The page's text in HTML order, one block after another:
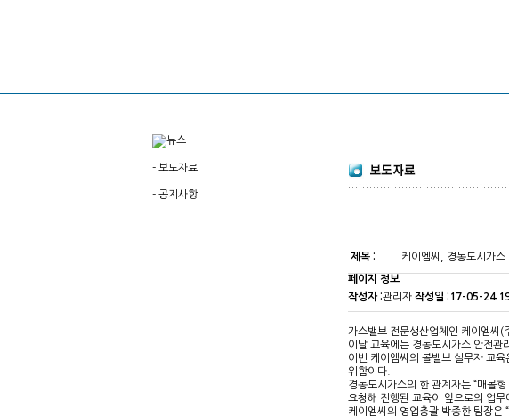
- 보도자료
- 공지사항
제목 : 케이엠씨, 경동도시가스
페이지 정보
작성자 :관리자 작성일 : 17-05-24
가스밸브 전문생산업체인 케이엠씨(
이날 교육에는 경동도시가스 안전관
이번 케이엠씨의 볼밸브 실무자 교
위함이다.
경동도시가스의 한 관계자는 “매몰
요청해 진행된 교육이 앞으로의 업무
케이엠씨의 영업총괄 박종한 팀장은